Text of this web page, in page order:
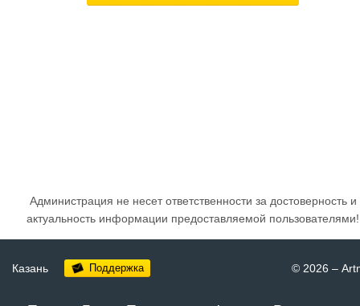
Администрация не несет ответственности за достоверность и
актуальность информации предоставляемой пользователями!
Казань Поддержка © 2026 –